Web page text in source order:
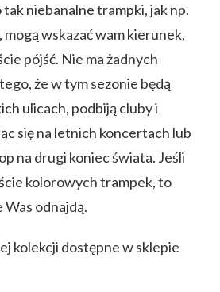
niebanalne trampki, jak np.
wskazać wam kierunek,
pójść. Nie ma żadnych
że w tym sezonie będą
ulicach, podbiją cluby i
się na letnich koncertach lub
na drugi koniec świata. Jeśli
kolorowych trampek, to
Was odnajdą.
kolekcji dostępne w sklepie